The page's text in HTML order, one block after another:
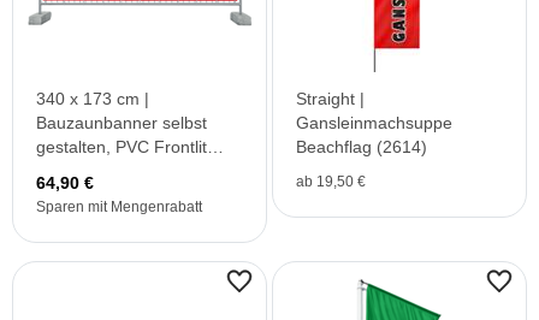
340 x 173 cm |
Bauzaunbanner selbst
gestalten, PVC Frontlit
64,90 €
Sparen mit Mengenrabatt
Straight |
Gansleinmachsuppe
Beachflag (2614)
ab 19,50 €